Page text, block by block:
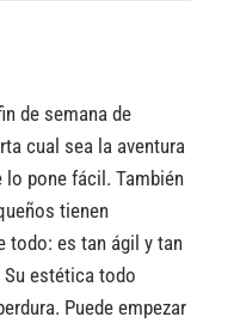
de semana de
cual sea la aventura
lo pone fácil. También
tienen
todo: es tan ágil y tan
Su estética todo
Puede empezar